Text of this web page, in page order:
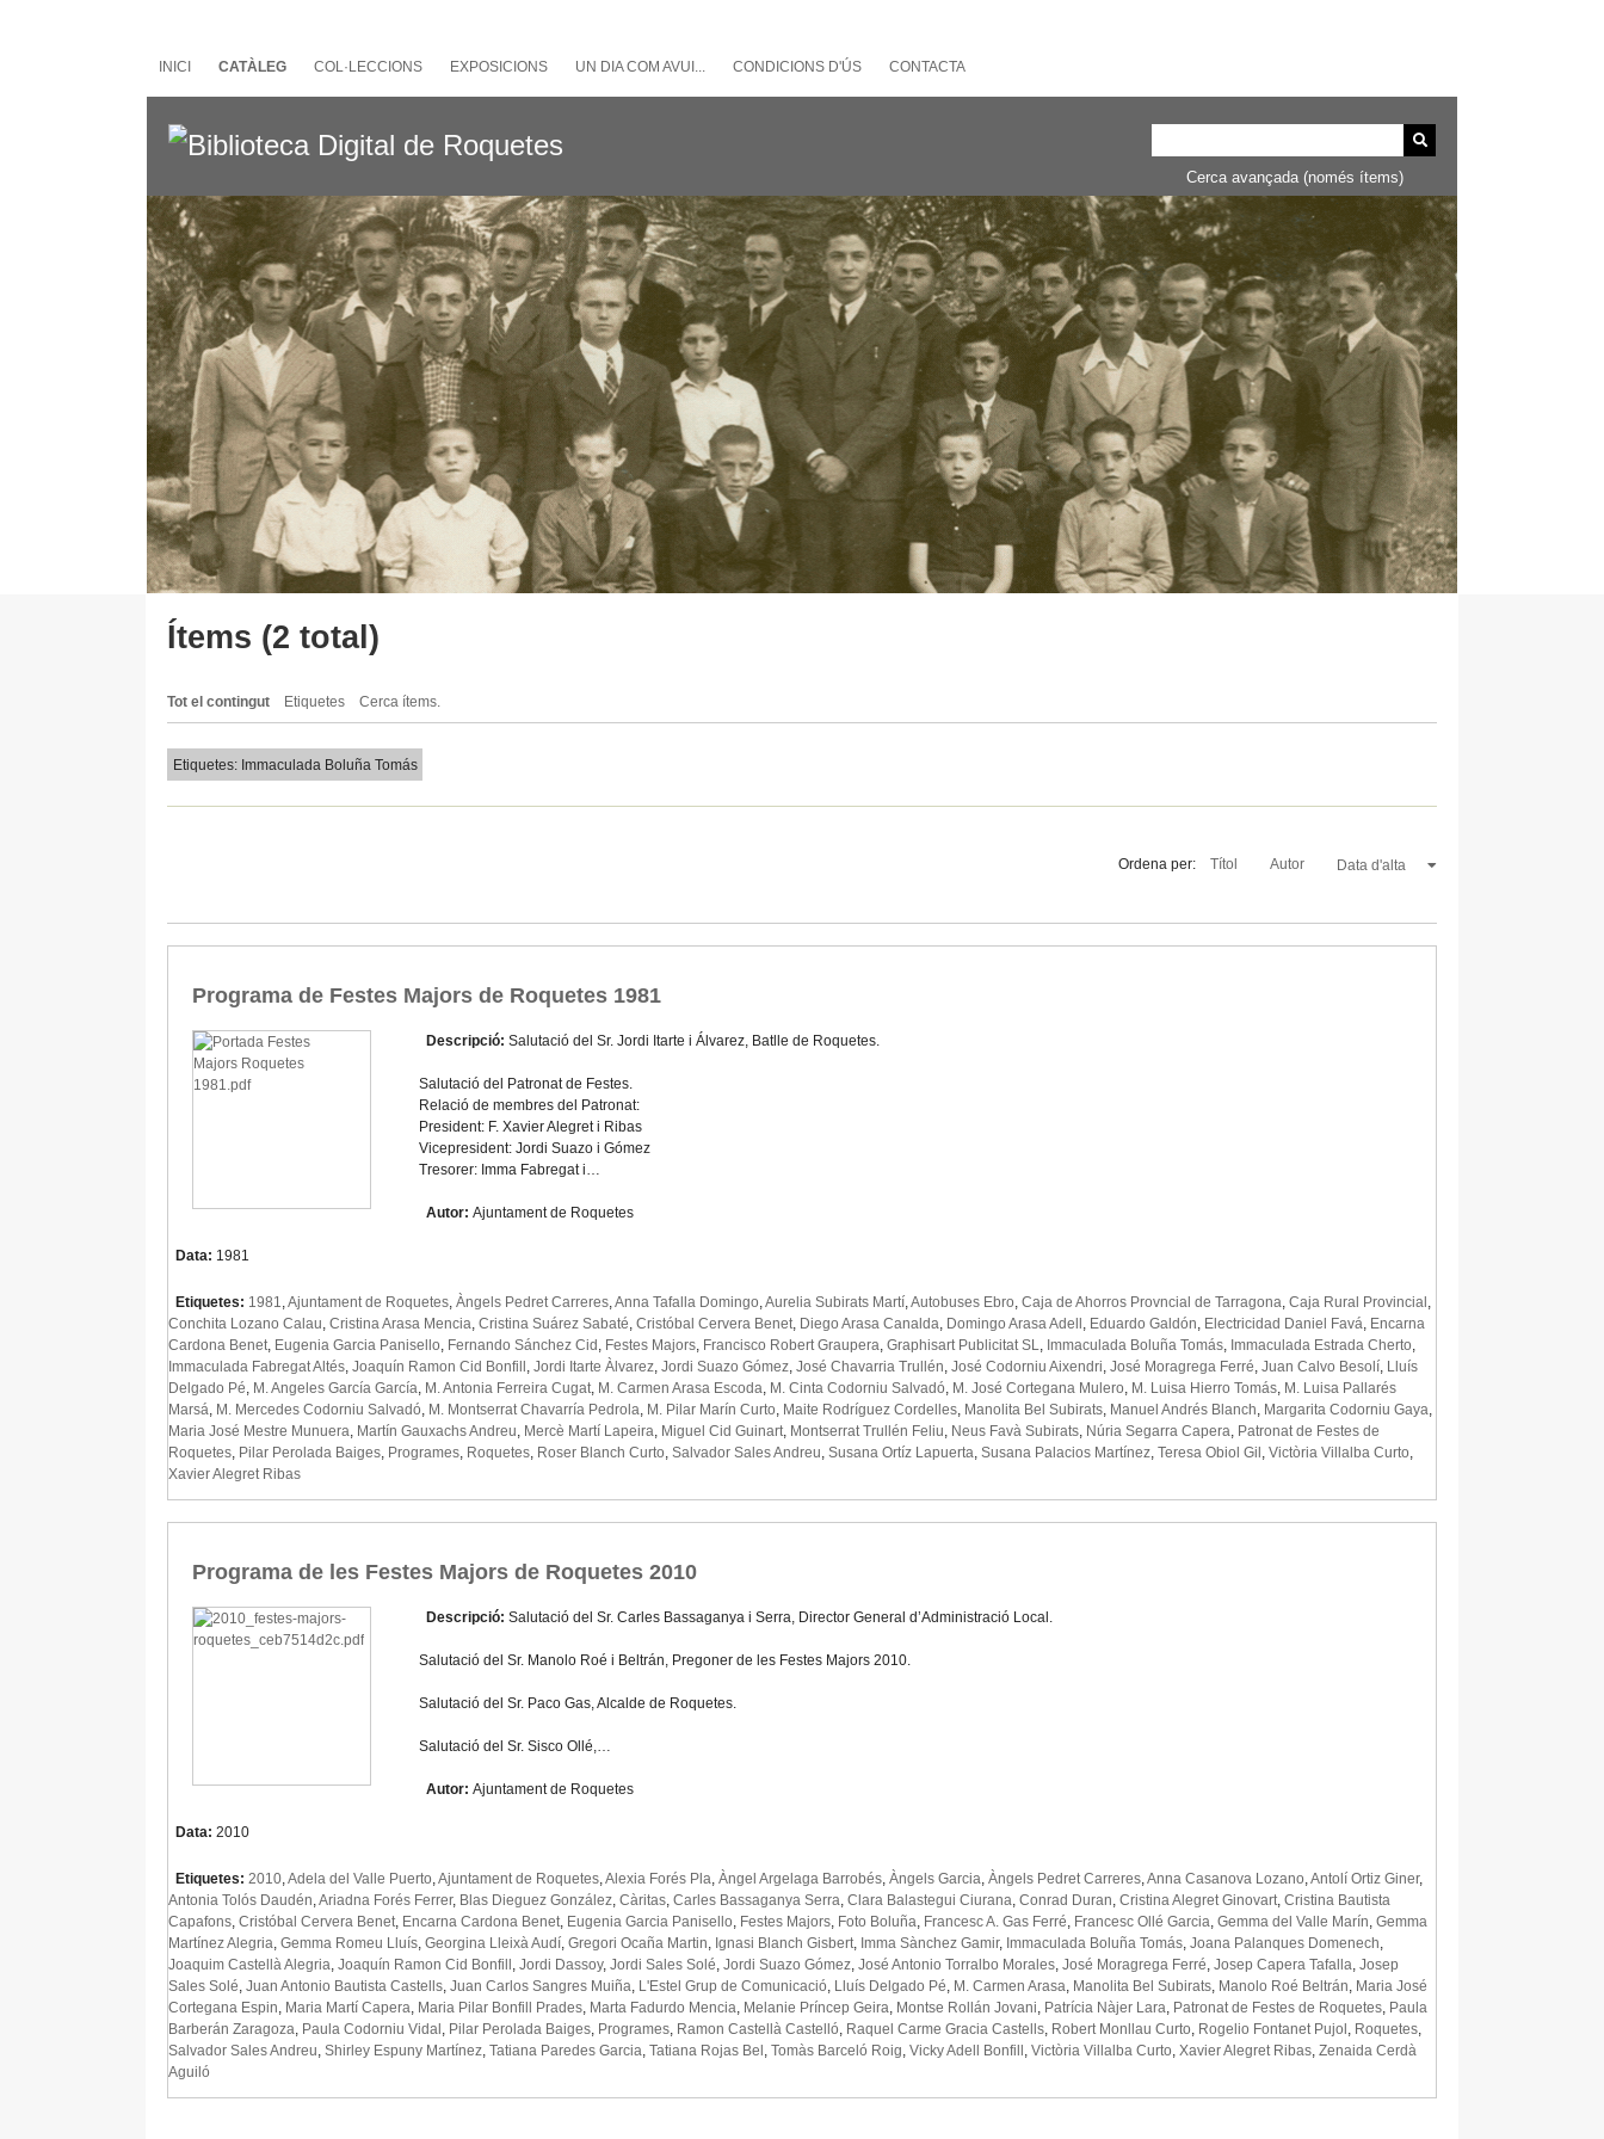
INICI CATÀLEG COL·LECCIONS EXPOSICIONS UN DIA COM AVUI... CONDICIONS D'ÚS CONTACTA
Cerca avançada (només ítems)
Ítems (2 total)
Tot el contingut Etiquetes Cerca ítems.
Etiquetes: Immaculada Boluña Tomás
Ordena per: Títol Autor Data d'alta
Programa de Festes Majors de Roquetes 1981
Descripció: Salutació del Sr. Jordi Itarte i Álvarez, Batlle de Roquetes.
Salutació del Patronat de Festes.
Relació de membres del Patronat:
President: F. Xavier Alegret i Ribas
Vicepresident: Jordi Suazo i Gómez
Tresorer: Imma Fabregat i…
Autor: Ajuntament de Roquetes
Data: 1981
Etiquetes: 1981,Ajuntament de Roquetes, Àngels Pedret Carreres,Anna Tafalla Domingo,Aurelia Subirats Martí,Autobuses Ebro, Caja de Ahorros Provncial de Tarragona, Caja Rural Provincial ,
Conchita Lozano Calau, Cristina Arasa Mencia, Cristina Suárez Sabaté, Cristóbal Cervera Benet, Diego Arasa Canalda, Domingo Arasa Adell , Eduardo Galdón, Electricidad Daniel Favá, Encarna
Cardona Benet, Eugenia Garcia Panisello, Fernando Sánchez Cid , Festes Majors, Francisco Robert Graupera, Graphisart Publicitat SL, Immaculada Boluña Tomás, Immaculada Estrada Cherto,
Immaculada Fabregat Altés, Joaquín Ramon Cid Bonfill , Jordi Itarte Àlvarez, Jordi Suazo Gómez, José Chavarria Trullén, José Codorniu Aixendri, José Moragrega Ferré, Juan Calvo Besolí, Lluís
Delgado Pé, M. Angeles García García, M. Antonia Ferreira Cugat, M. Carmen Arasa Escoda, M. Cinta Codorniu Salvadó, M. José Cortegana Mulero, M. Luisa Hierro Tomás, M. Luisa Pallarés
Marsá, M. Mercedes Codorniu Salvadó, M. Montserrat Chavarría Pedrola, M. Pilar Marín Curto, Maite Rodríguez Cordelles, Manolita Bel Subirats, Manuel Andrés Blanch, Margarita Codorniu Gaya,
Maria José Mestre Munuera, Martín Gauxachs Andreu, Mercè Martí Lapeira, Miguel Cid Guinart, Montserrat Trullén Feliu, Neus Favà Subirats, Núria Segarra Capera, Patronat de Festes de
Roquetes, Pilar Perolada Baiges, Programes, Roquetes, Roser Blanch Curto, Salvador Sales Andreu, Susana Ortíz Lapuerta, Susana Palacios Martínez, Teresa Obiol Gil , Victòria Villalba Curto,
Xavier Alegret Ribas
Programa de les Festes Majors de Roquetes 2010
Descripció: Salutació del Sr. Carles Bassaganya i Serra, Director General d’Administració Local.
Salutació del Sr. Manolo Roé i Beltrán, Pregoner de les Festes Majors 2010.
Salutació del Sr. Paco Gas, Alcalde de Roquetes.
Salutació del Sr. Sisco Ollé,…
Autor: Ajuntament de Roquetes
Data: 2010
Etiquetes: 2010,Adela del Valle Puerto,Ajuntament de Roquetes,Alexia Forés Pla, Àngel Argelaga Barrobés, Àngels Garcia, Àngels Pedret Carreres,Anna Casanova Lozano,Antolí Ortiz Giner,
Antonia Tolós Daudén,Ariadna Forés Ferrer, Blas Dieguez González, Càritas, Carles Bassaganya Serra, Clara Balastegui Ciurana, Conrad Duran, Cristina Alegret Ginovart, Cristina Bautista
Capafons, Cristóbal Cervera Benet, Encarna Cardona Benet, Eugenia Garcia Panisello, Festes Majors, Foto Boluña, Francesc A. Gas Ferré, Francesc Ollé Garcia, Gemma del Valle Marín, Gemma
Martínez Alegria, Gemma Romeu Lluís, Georgina Lleixà Audí, Gregori Ocaña Martin, Ignasi Blanch Gisbert, Imma Sànchez Gamir, Immaculada Boluña Tomás, Joana Palanques Domenech,
Joaquim Castellà Alegria, Joaquín Ramon Cid Bonfill , Jordi Dassoy, Jordi Sales Solé, Jordi Suazo Gómez, José Antonio Torralbo Morales, José Moragrega Ferré, Josep Capera Tafalla, Josep
Sales Solé, Juan Antonio Bautista Castells, Juan Carlos Sangres Muiña, L'Estel Grup de Comunicació, Lluís Delgado Pé, M. Carmen Arasa, Manolita Bel Subirats, Manolo Roé Beltrán, Maria José
Cortegana Espin, Maria Martí Capera, Maria Pilar Bonfill Prades, Marta Fadurdo Mencia, Melanie Príncep Geira, Montse Rollán Jovani, Patrícia Nàjer Lara, Patronat de Festes de Roquetes, Paula
Barberán Zaragoza, Paula Codorniu Vidal , Pilar Perolada Baiges, Programes, Ramon Castellà Castelló, Raquel Carme Gracia Castells, Robert Monllau Curto, Rogelio Fontanet Pujol , Roquetes,
Salvador Sales Andreu, Shirley Espuny Martínez, Tatiana Paredes Garcia, Tatiana Rojas Bel , Tomàs Barceló Roig, Vicky Adell Bonfill , Victòria Villalba Curto, Xavier Alegret Ribas, Zenaida Cerdà
Aguiló